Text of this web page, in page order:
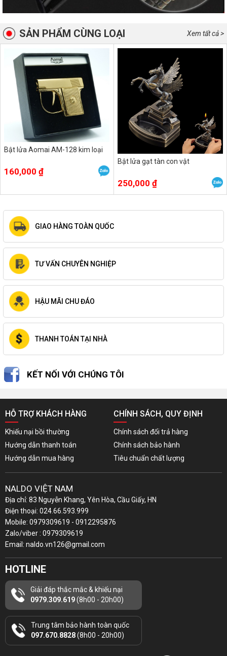
Xem tất cả >
SẢN PHẨM CÙNG LOẠI
Bật lửa Aomai AM-128 kim loại
160,000 ₫
Bật lửa gạt tàn con vật
250,000 ₫
GIAO HÀNG TOÀN QUỐC
TƯ VẤN CHUYÊN NGHIỆP
HẬU MÃI CHU ĐÁO
THANH TOÁN TẠI NHÀ
KẾT NỐI VỚI CHÚNG TÔI
HỖ TRỢ KHÁCH HÀNG
Khiếu nại bồi thường
Hướng dẫn thanh toán
Hướng dẫn mua hàng
CHÍNH SÁCH, QUY ĐỊNH
Chính sách đổi trả hàng
Chính sách bảo hành
Tiêu chuẩn chất lượng
NALDO VIỆT NAM
Địa chỉ: 83 Nguyễn Khang, Yên Hòa, Cầu Giấy, HN
Điện thoại: 024.66.593.999
Mobile: 0979309619 - 0912295876
Zalo/viber : 0979309619
Email: naldo.vn126@gmail.com
HOTLINE
Giải đáp thắc mắc & khiếu nại
0979.309.619(8h00 - 20h00)
Trung tâm bảo hành toàn quốc
097.670.8828(8h00 - 20h00)